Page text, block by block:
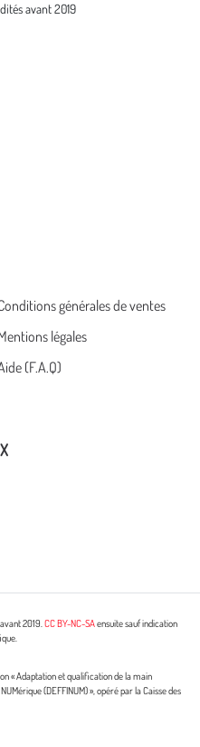
avant 2019
générales de ventes
légales
(F.A.Q)
2019.CC BY-NC-SAensuite sauf indication
« Adaptation et qualification de la main
(DEFFINUM) », opéré par la Caisse des